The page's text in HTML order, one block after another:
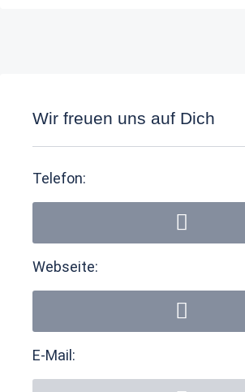
Wir freuen uns auf Dich
Telefon:
Webseite:
E-Mail: